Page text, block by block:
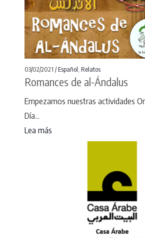
03/02/2021 /Español Relatos
Romances de al-Ándalus
Empezamos nuestras actividades
Día...
Lea más